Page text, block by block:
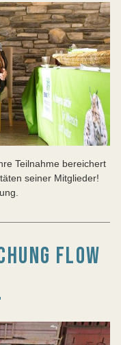
Teilnahme bereichert
seiner Mitglieder!
FLOW